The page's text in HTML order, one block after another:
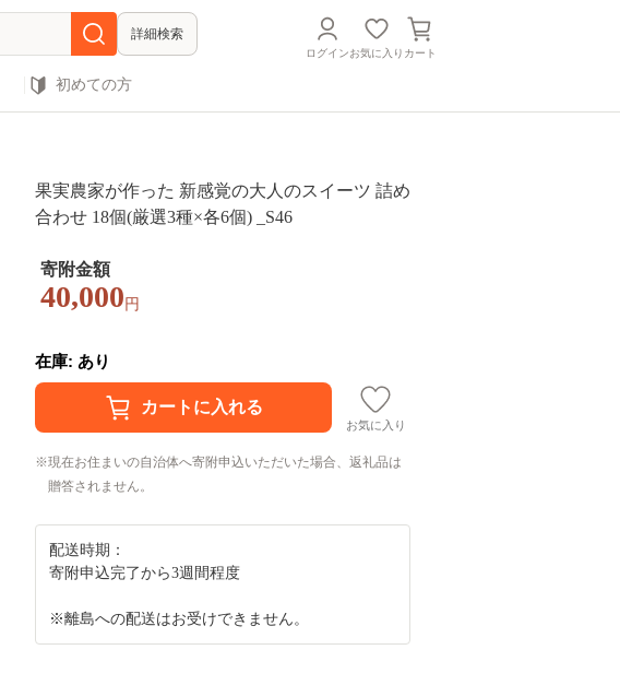
詳細検索
ログインお気に入り カート
初めての方
果実農家が作った 新感覚の大人のスイーツ 詰め
合わせ 18個(厳選3種×各6個) _S46
寄附金額
40,000 円
在庫: あり
お気に入り
現在お住まいの自治体へ寄附申込いただいた場合、返礼品は
贈答されません。
配送時期：
寄附申込完了から3週間程度
※離島への配送はお受けできません。